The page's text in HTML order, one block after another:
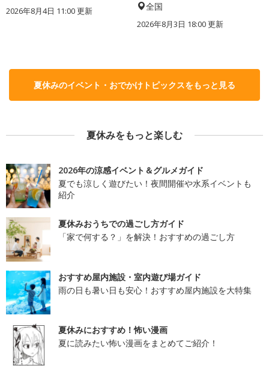
2026年8月4日 11:00更新 全国
2026年8月3日 18:00更新
夏休みのイベント・おでかけトピックスをもっと見る
夏休みをもっと楽しむ
2026年の涼感イベント＆グルメガイド
夏でも涼しく遊びたい！夜間開催や水系イベントも
紹介
夏休みおうちでの過ごし方ガイド
「家で何する？」を解決！おすすめの過ごし方
おすすめ屋内施設・室内遊び場ガイド
雨の日も暑い日も安心！おすすめ屋内施設を大特集
夏休みにおすすめ！怖い漫画
夏に読みたい怖い漫画をまとめてご紹介！